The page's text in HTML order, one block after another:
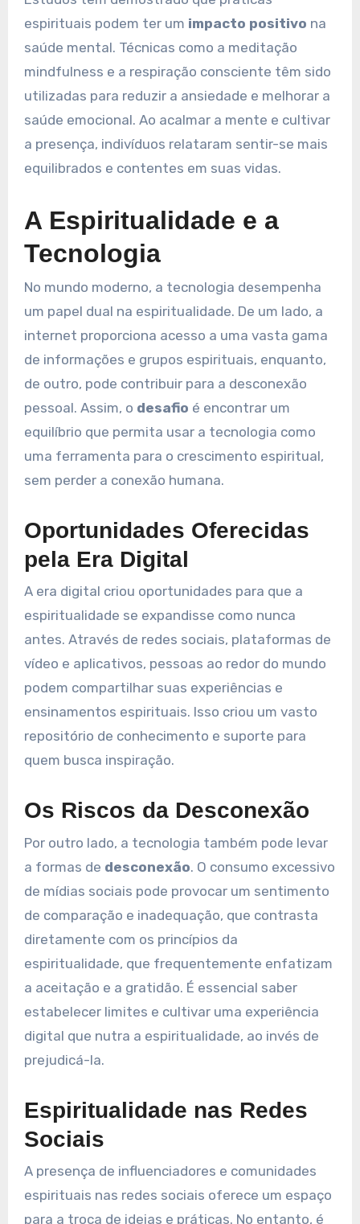
espirituais podem ter um impacto positivo na
saúde mental. Técnicas como a meditação
mindfulness e a respiração consciente têm sido
utilizadas para reduzir a ansiedade e melhorar a
saúde emocional. Ao acalmar a mente e cultivar
a presença, indivíduos relataram sentir-se mais
equilibrados e contentes em suas vidas.
A Espiritualidade e a
Tecnologia
No mundo moderno, a tecnologia desempenha
um papel dual na espiritualidade. De um lado, a
internet proporciona acesso a uma vasta gama
de informações e grupos espirituais, enquanto,
de outro, pode contribuir para a desconexão
pessoal. Assim, o desafio é encontrar um
equilíbrio que permita usar a tecnologia como
uma ferramenta para o crescimento espiritual,
sem perder a conexão humana.
Oportunidades Oferecidas
pela Era Digital
A era digital criou oportunidades para que a
espiritualidade se expandisse como nunca
antes. Através de redes sociais, plataformas de
vídeo e aplicativos, pessoas ao redor do mundo
podem compartilhar suas experiências e
ensinamentos espirituais. Isso criou um vasto
repositório de conhecimento e suporte para
quem busca inspiração.
Os Riscos da Desconexão
Por outro lado, a tecnologia também pode levar
a formas de desconexão. O consumo excessivo
de mídias sociais pode provocar um sentimento
de comparação e inadequação, que contrasta
diretamente com os princípios da
espiritualidade, que frequentemente enfatizam
a aceitação e a gratidão. É essencial saber
estabelecer limites e cultivar uma experiência
digital que nutra a espiritualidade, ao invés de
prejudicá-la.
Espiritualidade nas Redes
Sociais
A presença de influenciadores e comunidades
espirituais nas redes sociais oferece um espaço
para a troca de ideias e práticas. No entanto, é